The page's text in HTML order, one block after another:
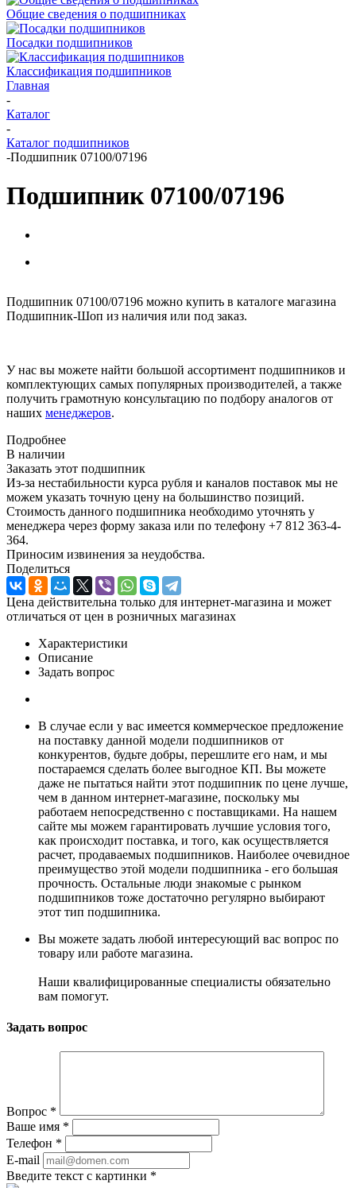
Общие сведения о подшипниках
Посадки подшипников
Классификация подшипников
Главная
-
Каталог
-
Каталог подшипников
-Подшипник 07100/07196
Подшипник 07100/07196
Подшипник 07100/07196 можно купить в каталоге магазина
Подшипник-Шоп из наличия или под заказ.
У нас вы можете найти большой ассортимент подшипников и
комплектующих самых популярных производителей, а также
получить грамотную консультацию по подбору аналогов от
наших менеджеров.
Подробнее
В наличии
Заказать этот подшипник
Из-за нестабильности курса рубля и каналов поставок мы не
можем указать точную цену на большинство позиций.
Стоимость данного подшипника необходимо уточнять у
менеджера через форму заказа или по телефону +7 812 363-4-
364.
Приносим извинения за неудобства.
Поделиться
Цена действительна только для интернет-магазина и может
отличаться от цен в розничных магазинах
Характеристики
Описание
Задать вопрос
В случае если у вас имеется коммерческое предложение
на поставку данной модели подшипников от
конкурентов, будьте добры, перешлите его нам, и мы
постараемся сделать более выгодное КП. Вы можете
даже не пытаться найти этот подшипник по цене лучше,
чем в данном интернет-магазине, поскольку мы
работаем непосредственно с поставщиками. На нашем
сайте мы можем гарантировать лучшие условия того,
как происходит поставка, и того, как осуществляется
расчет, продаваемых подшипников. Наиболее очевидное
преимущество этой модели подшипника - его большая
прочность. Остальные люди знакомые с рынком
подшипников тоже достаточно регулярно выбирают
этот тип подшипника.
Вы можете задать любой интересующий вас вопрос по
товару или работе магазина.
Наши квалифицированные специалисты обязательно
вам помогут.
Задать вопрос
Вопрос *
Ваше имя *
Телефон *
E-mail
Введите текст с картинки *